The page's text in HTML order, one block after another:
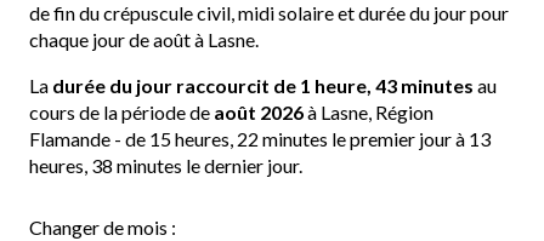
de fin du crépuscule civil, midi solaire et durée du jour pour
chaque jour de août à Lasne.
La durée du jour raccourcit de 1 heure, 43 minutes au
cours de la période de août 2026à Lasne, Région
Flamande - de 15 heures, 22 minutes le premier jour à 13
heures, 38 minutes le dernier jour.
Changer de mois :